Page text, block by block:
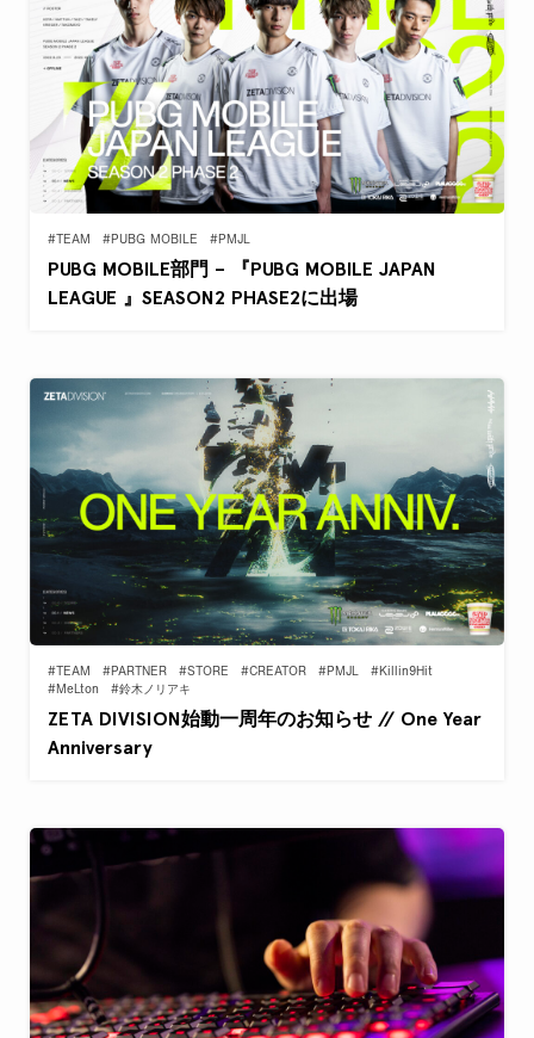
#TEAM #PUBG MOBILE #PMJL
PUBG MOBILE部門 – 『PUBG MOBILE JAPAN
LEAGUE 』SEASON2 PHASE2に出場
#TEAM #PARTNER #STORE #CREATOR #PMJL
#Killin9Hit
#MeLton
#鈴木ノリアキ
ZETA DIVISION始動一周年のお知らせ // One Year
Anniversary